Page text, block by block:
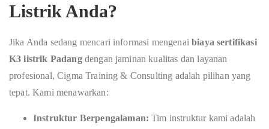
Listrik Anda?
Jika Anda sedang mencari informasi mengenaibiaya sertifikasi
K3 listrik Padang dengan jaminan kualitas dan layanan
profesional, Cigma Training & Consulting adalah pilihan yang
tepat. Kami menawarkan:
Instruktur Berpengalaman: Tim instruktur kami adalah